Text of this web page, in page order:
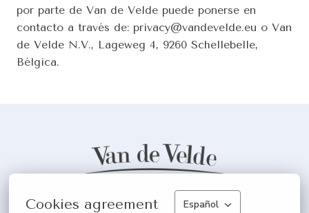
Cookies agreement Español
por parte de Van de Velde puede ponerse en
contacto a través de: privacy@vandevelde.eu o Van
de Velde N.V., Lageweg 4, 9260 Schellebelle,
Bélgica.
Inicio